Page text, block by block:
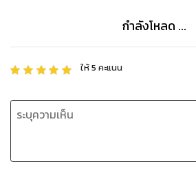
กำลังโหลด ...
ให้5 คะแนน